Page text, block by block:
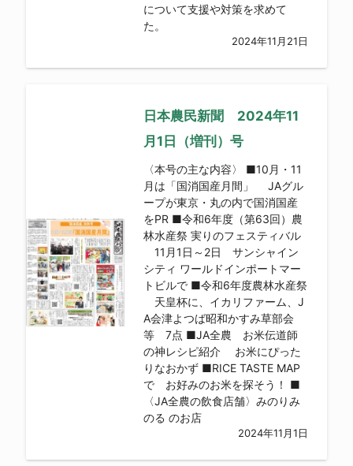
について支援や対策を求めて
た。
2024年11月21日
日本農民新聞 2024年11
月1日（増刊）号
〈本号の主な内容〉 ■10月・11
月は「国消国産月間」 JAグル
ープが東京・丸の内で国消国産
をPR ■令和6年度（第63回）農
林水産祭 実りのフェスティバル
11月1日～2日 サンシャイン
シティ ワールドインポートマー
トビルで ■令和6年度農林水産祭
天皇杯に、イカリファーム、J
A会津よつば昭和かすみ草部会
等 7点 ■JA全農 お米伝道師
の神レシピ紹介 お米にぴった
りなおかず ■RICE TASTE MAP
で お好みのお米を探そう！ ■
〈JA全農の飲食店舗〉みのりみ
のる のお店
2024年11月1日